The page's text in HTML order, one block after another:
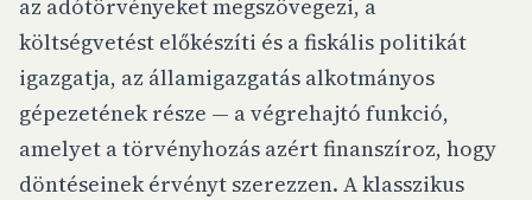
az adótörvényeket megszövegezi, a
költségvetést előkészíti és a fiskális politikát
igazgatja, az államigazgatás alkotmányos
gépezetének része — a végrehajtó funkció,
amelyet a törvényhozás azért finanszíroz, hogy
döntéseinek érvényt szerezzen. A klasszikus